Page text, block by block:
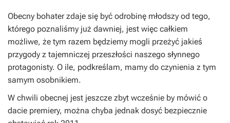
Obecny bohater zdaje się być odrobinę młodszy od tego,
którego poznaliśmy już dawniej, jest więc całkiem
możliwe, że tym razem będziemy mogli przeżyć jakieś
przygody z tajemniczej przeszłości naszego słynnego
protagonisty. O ile, podkreślam, mamy do czynienia z tym
samym osobnikiem.
W chwili obecnej jest jeszcze zbyt wcześnie by mówić o
dacie premiery, można chyba jednak dosyć bezpiecznie